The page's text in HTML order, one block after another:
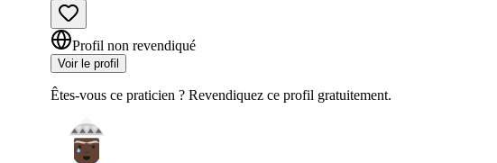
Profil non revendiqué
Voir le profil
Êtes-vous ce praticien ? Revendiquez ce profil gratuitement.